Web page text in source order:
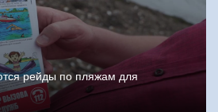
рейды по пляжам для